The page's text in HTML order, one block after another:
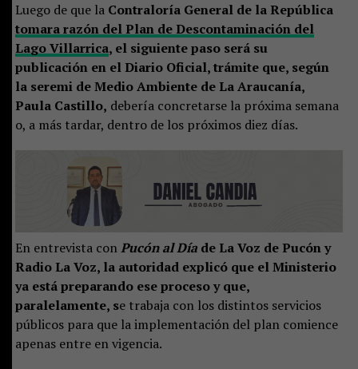
Luego de que la Contraloría General de la República
tomara razón del Plan de Descontaminación del
Lago Villarrica, el siguiente paso será su
publicación en el Diario Oficial, trámite que, según
la seremi de Medio Ambiente de La Araucanía,
Paula Castillo, debería concretarse la próxima semana
o, a más tardar, dentro de los próximos diez días.
En entrevista conPucón al Díade La Voz de Pucón y
Radio La Voz, la autoridad explicó que el Ministerio
ya está preparando ese proceso y que,
paralelamente, se trabaja con los distintos servicios
públicos para que la implementación del plan comience
apenas entre en vigencia.